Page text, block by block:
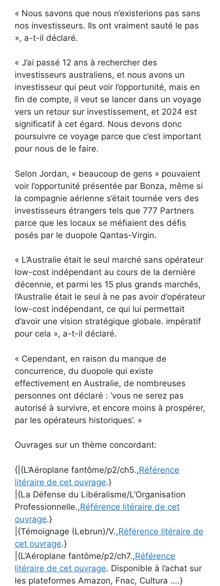
« Nous savons que nous n’existerions pas sans
nos investisseurs. Ils ont vraiment sauté le pas
», a-t-il déclaré.
« J’ai passé 12 ans à rechercher des
investisseurs australiens, et nous avons un
investisseur qui peut voir l’opportunité, mais en
fin de compte, il veut se lancer dans un voyage
vers un retour sur investissement, et 2024 est
significatif à cet égard. Nous devons donc
poursuivre ce voyage parce que c’est important
pour nous de le faire.
Selon Jordan, « beaucoup de gens » pouvaient
voir l’opportunité présentée par Bonza, même si
la compagnie aérienne s’était tournée vers des
investisseurs étrangers tels que 777 Partners
parce que les locaux se méfiaient des défis
posés par le duopole Qantas-Virgin.
« L’Australie était le seul marché sans opérateur
low-cost indépendant au cours de la dernière
décennie, et parmi les 15 plus grands marchés,
l’Australie était le seul à ne pas avoir d’opérateur
low-cost indépendant, ce qui lui permettait
d’avoir une vision stratégique globale. impératif
pour cela », a-t-il déclaré.
« Cependant, en raison du manque de
concurrence, du duopole qui existe
effectivement en Australie, de nombreuses
personnes ont déclaré : ‘vous ne serez pas
autorisé à survivre, et encore moins à prospérer,
par les opérateurs historiques’. »
Ouvrages sur un thème concordant:
{|{L’Aéroplane fantôme/p2/ch5.,Référence
litéraire de cet ouvrage.}
|{La Défense du Libéralisme/L’Organisation
Professionnelle.,Référence litéraire de cet
ouvrage.}
|{Témoignage (Lebrun)/V.,Référence litéraire de
cet ouvrage.}
|{L’Aéroplane fantôme/p2/ch7.,Référence
litéraire de cet ouvrage. Disponible à l’achat sur
les plateformes Amazon, Fnac, Cultura ….}